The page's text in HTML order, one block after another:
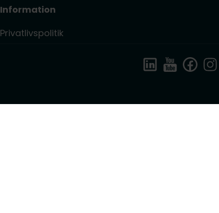
Information
Privatlivspolitik